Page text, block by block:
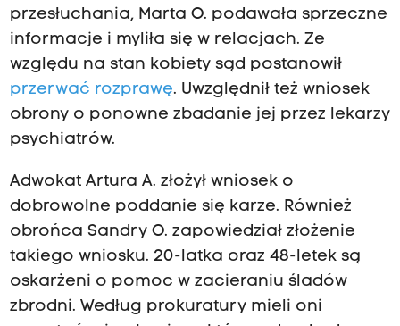
przesłuchania, Marta O. podawała sprzeczne
informacje i myliła się w relacjach. Ze
względu na stan kobiety sąd postanowił
przerwać rozprawę. Uwzględnił też wniosek
obrony o ponowne zbadanie jej przez lekarzy
psychiatrów.
Adwokat Artura A. złożył wniosek o
dobrowolne poddanie się karze. Również
obrońca Sandry O. zapowiedział złożenie
takiego wniosku. 20-latka oraz 48-letek są
oskarżeni o pomoc w zacieraniu śladów
zbrodni. Według prokuratury mieli oni